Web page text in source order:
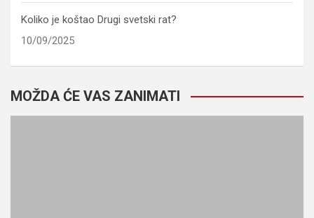
Koliko je koštao Drugi svetski rat?
10/09/2025
MOŽDA ĆE VAS ZANIMATI